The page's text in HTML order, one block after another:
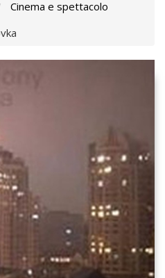
Cinema e spettacolo